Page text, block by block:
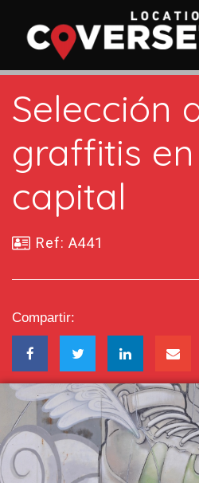
Selección
graffitis
capital
Ref: A441
Compartir: